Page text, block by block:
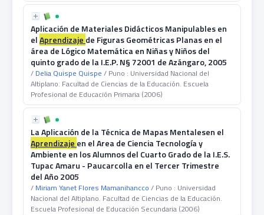
Aplicación de Materiales Didácticos Manipulables en
elAprendizaje de Figuras Geométricas Planas en el
área de Lógico Matemática en Niñas y Niños del
quinto grado de la I.E.P. N§ 72001 de Azángaro, 2005
/ Delia Quispe Quispe / Puno : Universidad Nacional del
Altiplano. Facultad de Ciencias de la Educación. Escuela
Profesional de Educación Primaria (2006)
La Aplicación de la Técnica de Mapas Mentalesen el
Aprendizaje en el Area de Ciencia Tecnología y
Ambiente en los Alumnos del Cuarto Grado de la I.E.S.
Tupac Amaru - Paucarcolla en el Tercer Trimestre
del Año 2005
/ Miriam Yanet Flores Mamanihancco / Puno : Universidad
Nacional del Altiplano. Facultad de Ciencias de la Educación.
Escuela Profesional de Educación Secundaria (2006)